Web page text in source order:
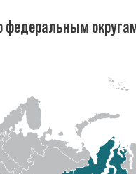
федеральным